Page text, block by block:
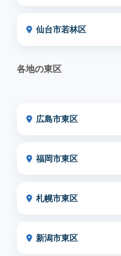
仙台市若林区
各地の東区
広島市東区
福岡市東区
札幌市東区
新潟市東区